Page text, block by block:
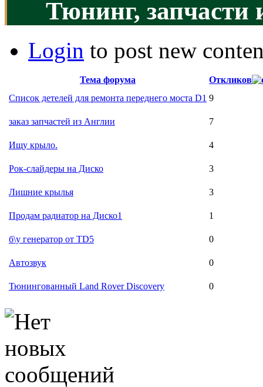
Тюнинг, запчасти
Login to post new
Тема форума
Откликов
Список детелей для ремонта переднего моста D1 9
заказ запчастей из Англии 7
Ищу крыло. 4
Рок-слайдеры на Диско 3
Лишние крылья 3
Продам радиатор на Диско1 1
б\у генератор от TD5 0
Автозвук 0
Тюнингованный Land Rover Discovery 0